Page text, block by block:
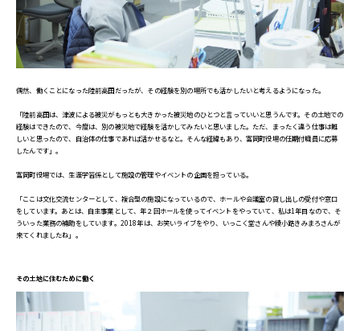
偶然、働くことになった陸前高田だったが、その経験を別の場所でも活かしたいと考えるようになった。
「陸前高田は、津波による被災がもっとも大きかった被災地のひとつと言っていいと思うんです。その土地での
経験はできたので、今度は、別の被災地で経験を活かしてみたいと思いました。ただ、まったく違う仕事は難
しいと思ったので、自治体の仕事であれば活かせるなと。そんな経緯もあり、富岡町役場の任期付職員に応募
したんです」。
富岡町役場では、生涯学習係として施設の管理やイベントの企画を担っている。
「ここは文化交流センターとして、複合型の施設になっているので、ホールや会議室の貸し出しの受付や窓口
をしています。あとは、自主事業として、年２回ホールを使ってイベントをやっていて、私は1年目なので、そ
ういった業務の補助をしています。2018年は、お笑いライブをやり、いっこく堂さんや綾小路きみまろさんが
来てくれましたね」。
その土地に住むために働く